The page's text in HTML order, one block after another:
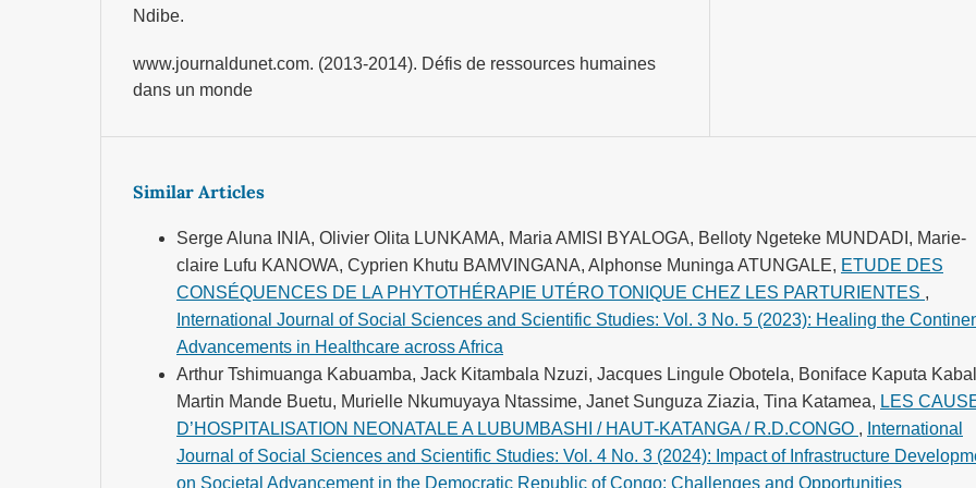
Ndibe.
www.journaldunet.com. (2013-2014). Défis de ressources humaines
dans un monde
Similar Articles
Serge Aluna INIA, Olivier Olita LUNKAMA, Maria AMISI BYALOGA, Belloty Ngeteke MUNDADI, Marie-
claire Lufu KANOWA, Cyprien Khutu BAMVINGANA, Alphonse Muninga ATUNGALE, ETUDE DES
CONSÉQUENCES DE LA PHYTOTHÉRAPIE UTÉRO TONIQUE CHEZ LES PARTURIENTES ,
International Journal of Social Sciences and Scientific Studies: Vol. 3 No. 5 (2023): Healing the
Advancements in Healthcare across Africa
Arthur Tshimuanga Kabuamba, Jack Kitambala Nzuzi, Jacques Lingule Obotela, Boniface Kaputa
Martin Mande Buetu, Murielle Nkumuyaya Ntassime, Janet Sunguza Ziazia, Tina Katamea, LES
D’HOSPITALISATION NEONATALE A LUBUMBASHI / HAUT-KATANGA / R.D.CONGO , International
Journal of Social Sciences and Scientific Studies: Vol. 4 No. 3 (2024): Impact of Infrastructure
on Societal Advancement in the Democratic Republic of Congo: Challenges and Opportunities